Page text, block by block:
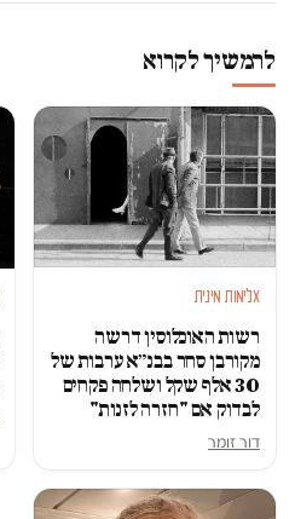
להמשיך לקרוא
אלימות מינית
רשות האוכלוסין דרשה
מקורבן סחר בבנ״א ערבות של
30 אלף שקל ושלחה פקחים
לבדוק אם "חזרה לזנות"
דור זומר